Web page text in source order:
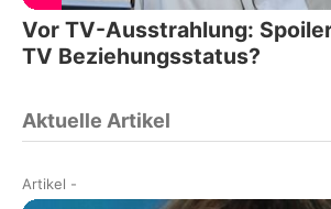
Vor TV-Ausstrahlung:
TV Beziehungsstatus?
Aktuelle Artikel
Artikel -